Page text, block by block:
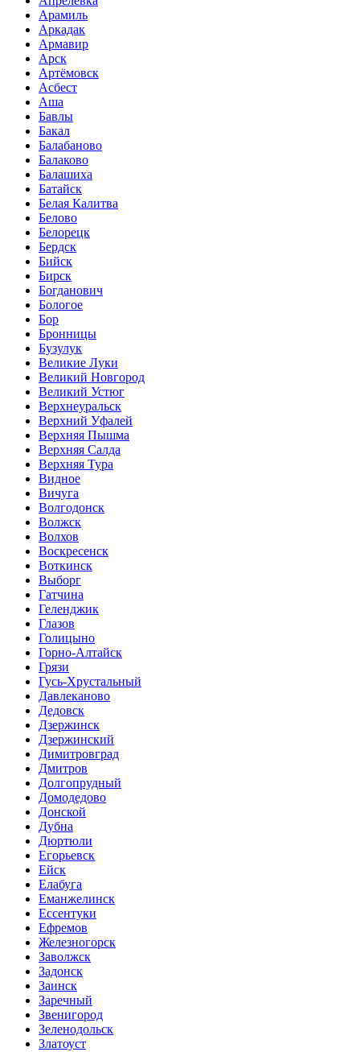
Арамиль
Аркадак
Армавир
Арск
Артёмовск
Асбест
Аша
Бавлы
Бакал
Балабаново
Балаково
Балашиха
Батайск
Белая Калитва
Белово
Белорецк
Бердск
Бийск
Бирск
Богданович
Бологое
Бор
Бронницы
Бузулук
Великие Луки
Великий Новгород
Великий Устюг
Верхнеуральск
Верхний Уфалей
Верхняя Пышма
Верхняя Салда
Верхняя Тура
Видное
Вичуга
Волгодонск
Волжск
Волхов
Воскресенск
Воткинск
Выборг
Гатчина
Геленджик
Глазов
Голицыно
Горно-Алтайск
Грязи
Гусь-Хрустальный
Давлеканово
Дедовск
Дзержинск
Дзержинский
Димитровград
Дмитров
Долгопрудный
Домодедово
Донской
Дубна
Дюртюли
Егорьевск
Ейск
Елабуга
Еманжелинск
Ессентуки
Ефремов
Железногорск
Заволжск
Задонск
Заинск
Заречный
Звенигород
Зеленодольск
Златоуст